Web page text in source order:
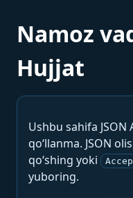
Namoz
Hujjat
Ushbu sahifa
qo‘llanma. JSON
qo‘shing yoki
yuboring.